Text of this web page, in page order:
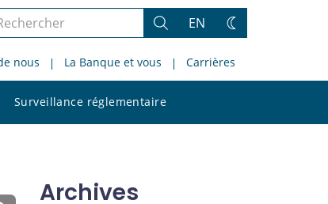
Rechercher
EN
Changez
thème
nous La Banque et vous Carrières
Surveillance réglementaire
le
Archives